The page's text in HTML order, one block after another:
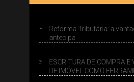
Reforma Tributária: a
antecipa
ESCRITURA DE COMPRA E
DE IMÓVEL COMO